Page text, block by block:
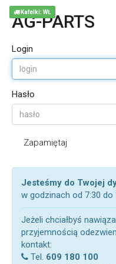
AG-PARTS
Login
Hasło
Zapamiętaj
Jesteśmy do Twojej
w godzinach od 7:30 do
Jeżeli chciałbyś
przyjemnością
kontakt:
Tel. 609 180 100
Kafelki: WŁ